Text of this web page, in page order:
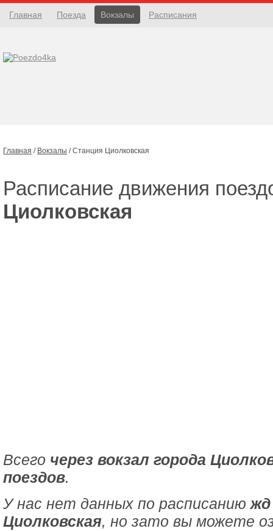
Главная Поезда Вокзалы Расписания
Главная / Вокзалы /Станция Циолковская
Расписание движения
Циолковская
Всего через вокзал города
поездов.
У нас нет данных по расписанию
Циолковская, но зато вы можете